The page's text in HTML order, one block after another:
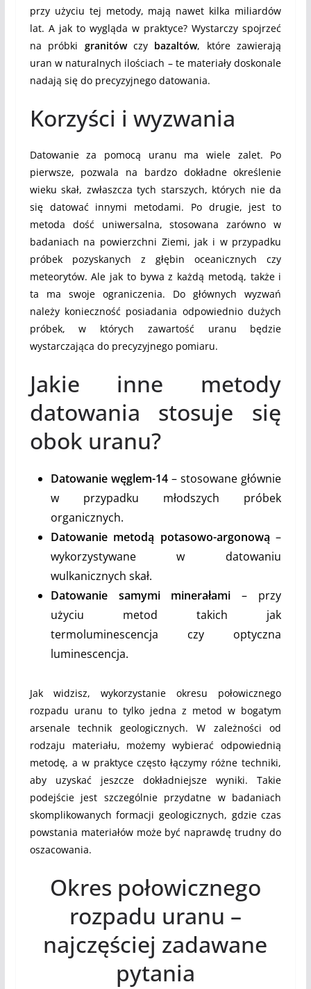
przy użyciu tej metody, mają nawet kilka miliardów
lat. A jak to wygląda w praktyce? Wystarczy spojrzeć
na próbki granitówczy bazaltów, które zawierają
uran w naturalnych ilościach – te materiały doskonale
nadają się do precyzyjnego datowania.
Korzyści i wyzwania
Datowanie za pomocą uranu ma wiele zalet. Po
pierwsze, pozwala na bardzo dokładne określenie
wieku skał, zwłaszcza tych starszych, których nie da
się datować innymi metodami. Po drugie, jest to
metoda dość uniwersalna, stosowana zarówno w
badaniach na powierzchni Ziemi, jak i w przypadku
próbek pozyskanych z głębin oceanicznych czy
meteorytów. Ale jak to bywa z każdą metodą, także i
ta ma swoje ograniczenia. Do głównych wyzwań
należy konieczność posiadania odpowiednio dużych
próbek, w których zawartość uranu będzie
wystarczająca do precyzyjnego pomiaru.
Jakie inne metody
datowania stosuje się
obok uranu?
Datowanie węglem-14– stosowane głównie
w przypadku młodszych próbek
organicznych.
Datowanie metodą potasowo-argonową –
wykorzystywane w datowaniu
wulkanicznych skał.
Datowanie samymi minerałami – przy
użyciu metod takich jak
termoluminescencja czy optyczna
luminescencja.
Jak widzisz, wykorzystanie okresu połowicznego
rozpadu uranu to tylko jedna z metod w bogatym
arsenale technik geologicznych. W zależności od
rodzaju materiału, możemy wybierać odpowiednią
metodę, a w praktyce często łączymy różne techniki,
aby uzyskać jeszcze dokładniejsze wyniki. Takie
podejście jest szczególnie przydatne w badaniach
skomplikowanych formacji geologicznych, gdzie czas
powstania materiałów może być naprawdę trudny do
oszacowania.
Okres połowicznego
rozpadu uranu –
najczęściej zadawane
pytania